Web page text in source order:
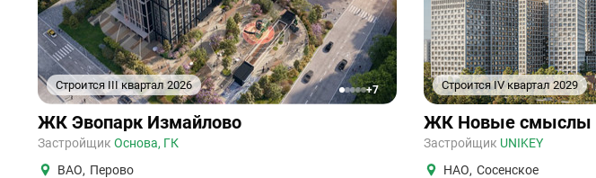
Строится III квартал 2026
12345+7
ЖК Эвопарк Измайлово
Застройщик Основа, ГК
ВАО, Перово
Строится IV квартал 2029
ЖК Новые смыслы
Застройщик UNIKEY
НАО, Сосенское